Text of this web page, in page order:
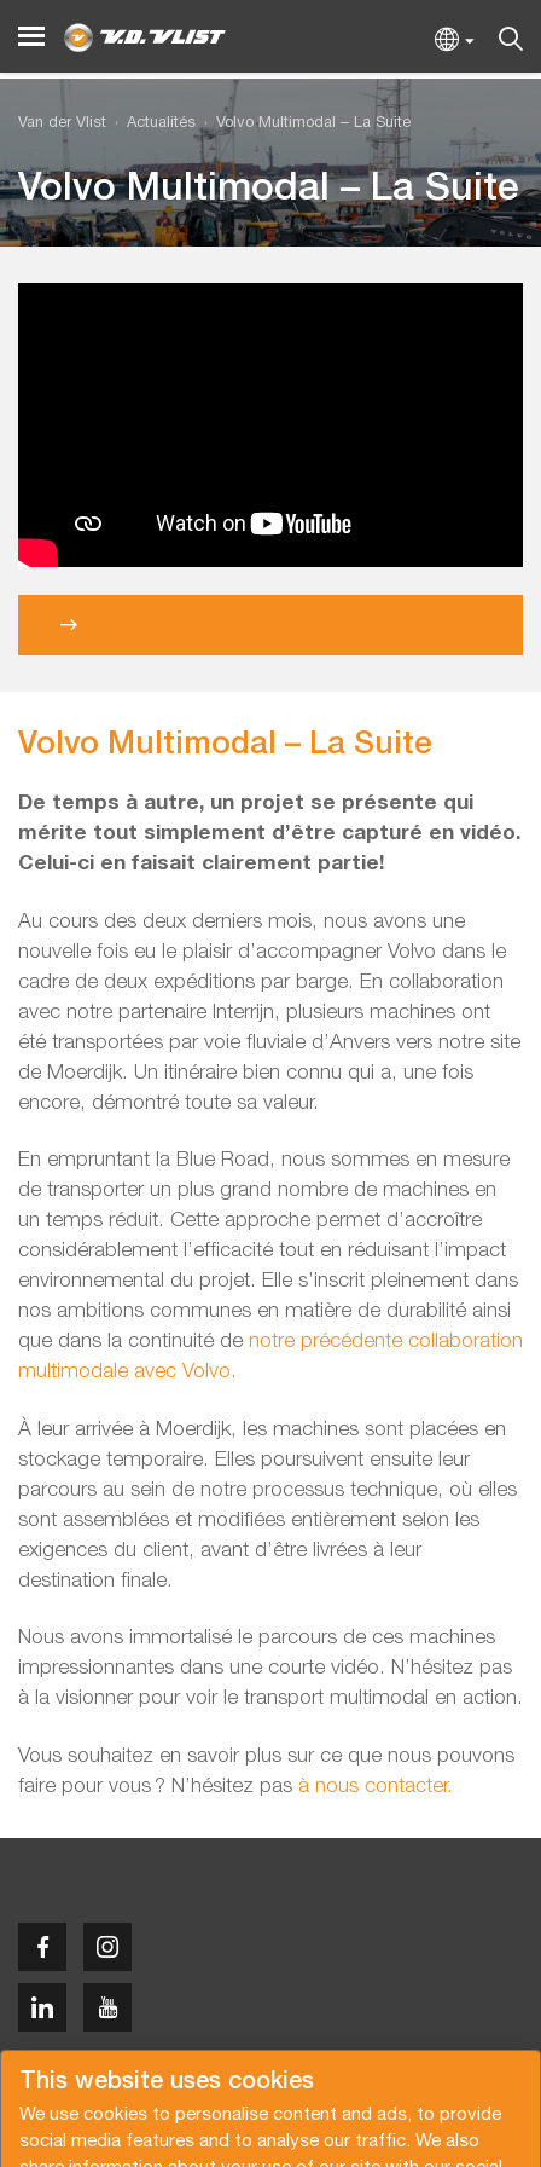
This website uses cookies
We use cookies to personalise content and ads, to provide
social media features and to analyse our traffic. We also
Van der Vlist Actualités Volvo Multimodal – La Suite
Volvo Multimodal – La Suite
Volvo Multimodal – La Suite
De temps à autre, un projet se présente qui
mérite tout simplement d’être capturé en vidéo.
Celui-ci en faisait clairement partie!
Au cours des deux derniers mois, nous avons une
nouvelle fois eu le plaisir d’accompagner Volvo dans le
cadre de deux expéditions par barge. En collaboration
avec notre partenaire Interrijn, plusieurs machines ont
été transportées par voie fluviale d’Anvers vers notre site
de Moerdijk. Un itinéraire bien connu qui a, une fois
encore, démontré toute sa valeur.
En empruntant la Blue Road, nous sommes en mesure
de transporter un plus grand nombre de machines en
un temps réduit. Cette approche permet d’accroître
considérablement l’efficacité tout en réduisant l’impact
environnemental du projet. Elle s’inscrit pleinement dans
nos ambitions communes en matière de durabilité ainsi
que dans la continuité de notre précédente collaboration
multimodale avec Volvo.
À leur arrivée à Moerdijk, les machines sont placées en
stockage temporaire. Elles poursuivent ensuite leur
parcours au sein de notre processus technique, où elles
sont assemblées et modifiées entièrement selon les
exigences du client, avant d’être livrées à leur
destination finale.
Nous avons immortalisé le parcours de ces machines
impressionnantes dans une courte vidéo. N’hésitez pas
à la visionner pour voir le transport multimodal en action.
Vous souhaitez en savoir plus sur ce que nous pouvons
faire pour vous ? N’hésitez pas à nous contacter.
Copyright © 2026 Van der Vlist